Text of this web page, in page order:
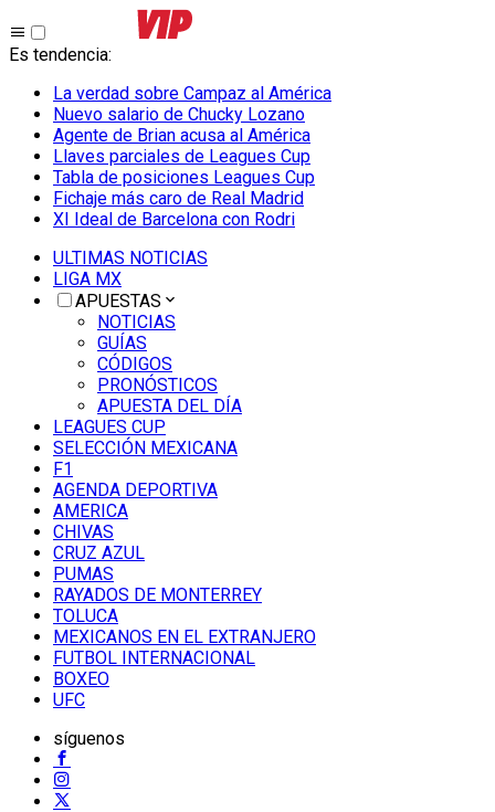
Es tendencia:
La verdad sobre Campaz al América
Nuevo salario de Chucky Lozano
Agente de Brian acusa al América
Llaves parciales de Leagues Cup
Tabla de posiciones Leagues Cup
Fichaje más caro de Real Madrid
XI Ideal de Barcelona con Rodri
ULTIMAS NOTICIAS
LIGA MX
APUESTAS
NOTICIAS
GUÍAS
CÓDIGOS
PRONÓSTICOS
APUESTA DEL DÍA
LEAGUES CUP
SELECCIÓN MEXICANA
F1
AGENDA DEPORTIVA
AMERICA
CHIVAS
CRUZ AZUL
PUMAS
RAYADOS DE MONTERREY
TOLUCA
MEXICANOS EN EL EXTRANJERO
FUTBOL INTERNACIONAL
BOXEO
UFC
síguenos